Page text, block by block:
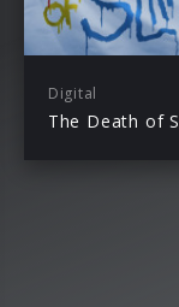
Digital